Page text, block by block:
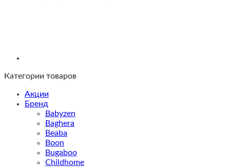
Категории товаров
Акции
Бренд
Babyzen
Baghera
Beaba
Boon
Bugaboo
Childhome